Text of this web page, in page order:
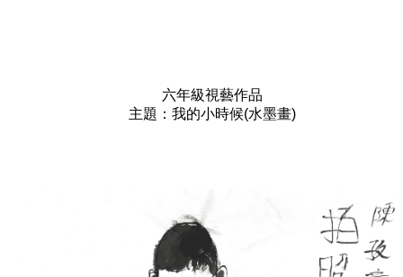
六年級視藝作品
主題：我的小時候(水墨畫)